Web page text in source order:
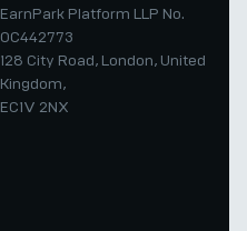
EarnPark Platform LLP No.
OC442773
128 City Road, London, United
Kingdom,
EC1V 2NX